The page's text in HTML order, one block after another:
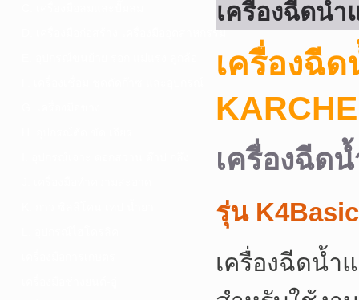
D. เครื่องมือก่อสร้าง-เครื่องมืออุตสาหกรรม
เครื่องฉีดน้ำ
เครื่องฉี
เครื่องฉีด
รุ่น
เครื่องฉีดน้ำ